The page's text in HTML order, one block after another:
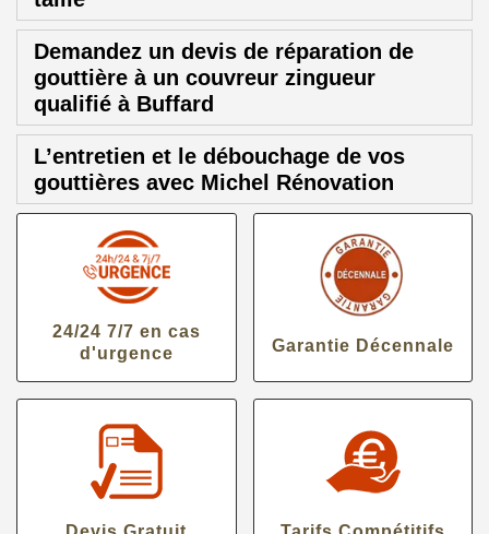
Demandez un devis de réparation de
gouttière à un couvreur zingueur
qualifié à Buffard
L’entretien et le débouchage de vos
gouttières avec Michel Rénovation
24/24 7/7 en cas
d'urgence
Garantie Décennale